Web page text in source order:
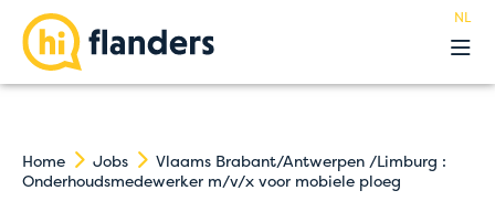
NL
Acties
Home Jobs
Vlaams Brabant/Antwerpen /Limburg :
Onderhoudsmedewerker m/v/x voor mobiele ploeg